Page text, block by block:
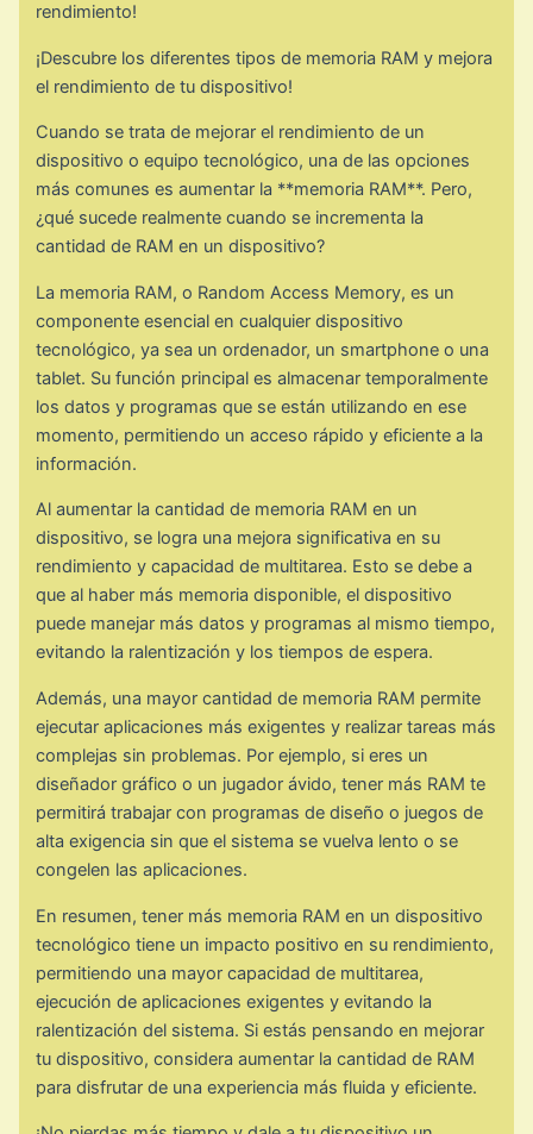
rendimiento!
¡Descubre los diferentes tipos de memoria RAM y mejora
el rendimiento de tu dispositivo!
Cuando se trata de mejorar el rendimiento de un
dispositivo o equipo tecnológico, una de las opciones
más comunes es aumentar la **memoria RAM**. Pero,
¿qué sucede realmente cuando se incrementa la
cantidad de RAM en un dispositivo?
La memoria RAM, o Random Access Memory, es un
componente esencial en cualquier dispositivo
tecnológico, ya sea un ordenador, un smartphone o una
tablet. Su función principal es almacenar temporalmente
los datos y programas que se están utilizando en ese
momento, permitiendo un acceso rápido y eficiente a la
información.
Al aumentar la cantidad de memoria RAM en un
dispositivo, se logra una mejora significativa en su
rendimiento y capacidad de multitarea. Esto se debe a
que al haber más memoria disponible, el dispositivo
puede manejar más datos y programas al mismo tiempo,
evitando la ralentización y los tiempos de espera.
Además, una mayor cantidad de memoria RAM permite
ejecutar aplicaciones más exigentes y realizar tareas más
complejas sin problemas. Por ejemplo, si eres un
diseñador gráfico o un jugador ávido, tener más RAM te
permitirá trabajar con programas de diseño o juegos de
alta exigencia sin que el sistema se vuelva lento o se
congelen las aplicaciones.
En resumen, tener más memoria RAM en un dispositivo
tecnológico tiene un impacto positivo en su rendimiento,
permitiendo una mayor capacidad de multitarea,
ejecución de aplicaciones exigentes y evitando la
ralentización del sistema. Si estás pensando en mejorar
tu dispositivo, considera aumentar la cantidad de RAM
para disfrutar de una experiencia más fluida y eficiente.